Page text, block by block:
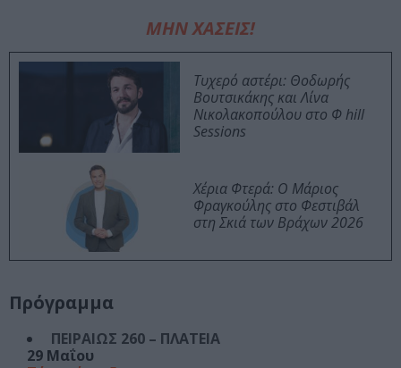
ΜΗΝ ΧΑΣΕΙΣ!
Τυχερό αστέρι: Θοδωρής
Βουτσικάκης και Λίνα
Νικολακοπούλου στο Φ hill
Sessions
Χέρια Φτερά: Ο Μάριος
Φραγκούλης στο Φεστιβάλ
στη Σκιά των Βράχων 2026
Πρόγραμμα
ΠΕΙΡΑΙΩΣ 260 – ΠΛΑΤΕΙΑ
29 Μαΐου